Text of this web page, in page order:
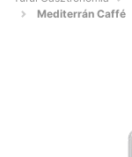
Mediterrán Caffé